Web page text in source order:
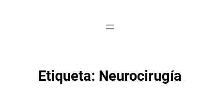
Etiqueta: Neurocirugía